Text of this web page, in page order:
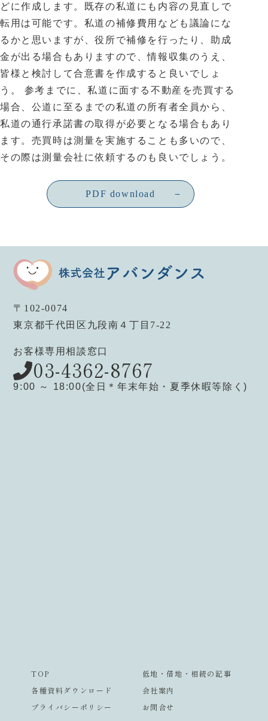
どに作成します。既存の私道にも内容の見直しで
転用は可能です。私道の補修費用なども議論にな
るかと思いますが、役所で補修を行ったり、助成
金が出る場合もありますので、情報収集のうえ、
皆様と検討して合意書を作成すると良いでしょ
う。 参考までに、私道に面する不動産を売買する
場合、公道に至るまでの私道の所有者全員から、
私道の通行承諾書の取得が必要となる場合もあり
ます。売買時は測量を実施することも多いので、
その際は測量会社に依頼するのも良いでしょう。
PDF download
〒102-0074
東京都千代田区九段南４丁目7-22
お客様専用相談窓口
03-4362-8767
9:00 ～ 18:00(全日＊年末年始・夏季休暇等除く)
TOP
低地・借地・相続の記事
各種資料ダウンロード
会社案内
プライバシーポリシー
お問合せ